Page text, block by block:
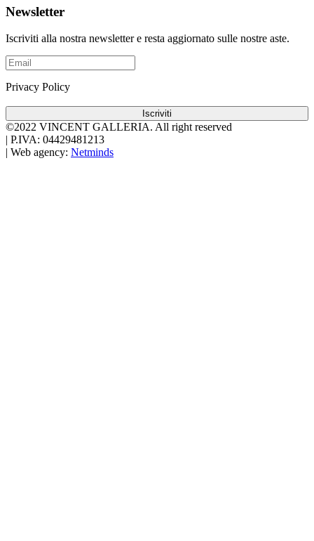
Newsletter
Iscriviti alla nostra newsletter e resta aggiornato sulle nostre aste.
Privacy Policy
Iscriviti
©2022 VINCENT GALLERIA. All right reserved
P.IVA: 04429481213
Web agency: Netminds